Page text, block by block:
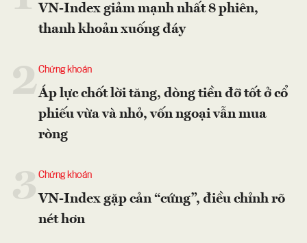
VN-Index giảm mạnh nhất 8 phiên,
thanh khoản xuống đáy
2Chứng khoán
Áp lực chốt lời tăng, dòng tiền đỡ tốt ở cổ
phiếu vừa và nhỏ, vốn ngoại vẫn mua
ròng
Chứng khoán
VN-Index gặp cản “cứng”, điều chỉnh rõ
nét hơn